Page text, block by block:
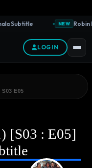
Subtitle NEW Robin
LOGIN
E05
[S03 : E05]